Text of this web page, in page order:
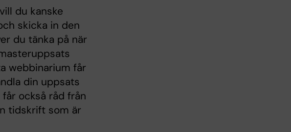
du kanske
skicka in den
du tänka på när
webbinarium får
din uppsats
också råd från
tidskrift som är